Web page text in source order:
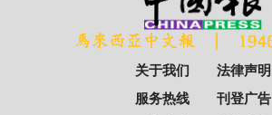
关于我们
服务热线
法律声明
刊登广告